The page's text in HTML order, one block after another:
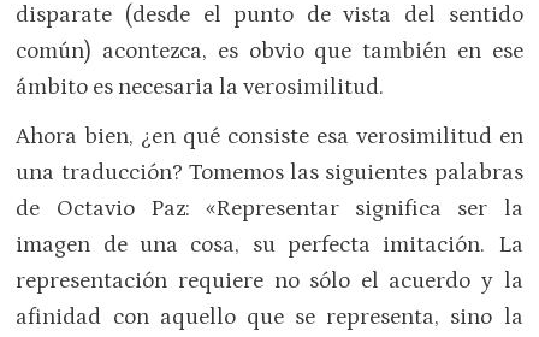
disparate (desde el punto de vista del sentido
común) acontezca, es obvio que también en ese
ámbito es necesaria la verosimilitud.
Ahora bien, ¿en qué consiste esa verosimilitud en
una traducción? Tomemos las siguientes palabras
de Octavio Paz: «Representar significa ser la
imagen de una cosa, su perfecta imitación. La
representación requiere no sólo el acuerdo y la
afinidad con aquello que se representa, sino la